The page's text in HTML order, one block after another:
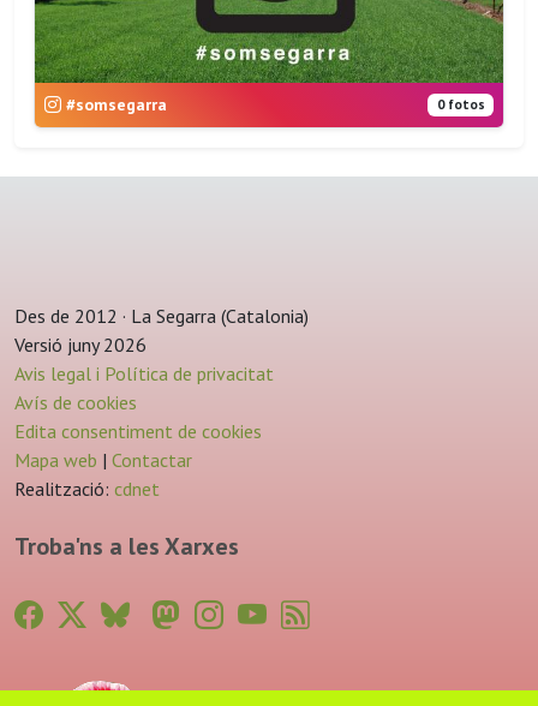
#somsegarra 0 fotos
Des de 2012 · La Segarra (Catalonia)
Versió juny 2026
Avis legal i Política de privacitat
Avís de cookies
Edita consentiment de cookies
Mapa web | Contactar
Realització: cdnet
Troba'ns a les Xarxes